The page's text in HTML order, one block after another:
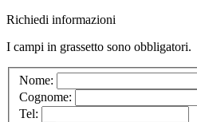
Richiedi informazioni
I campi in grassetto sono obbligatori.
Nome:
Cognome:
Tel: